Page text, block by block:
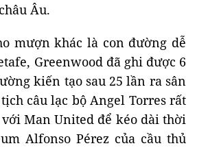
Âu.
mượn khác là con đường dễ
Greenwood đã ghi được 6
kiến ​​tạo sau 25 lần ra sân
câu lạc bộ Angel Torres rất
Man United để kéo dài thời
Alfonso Pérez của cầu thủ